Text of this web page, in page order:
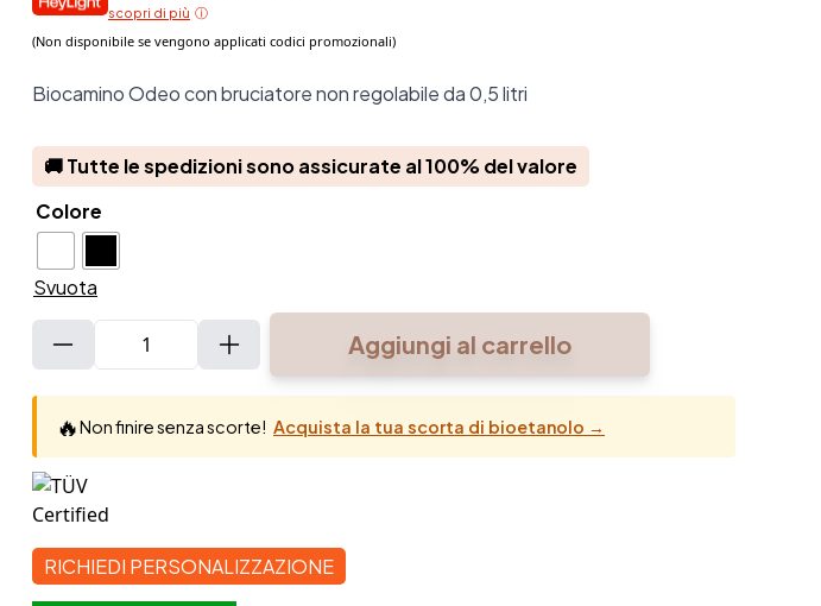
scopri di più
Biocamino Odeo con bruciatore non regolabile da 0,5 litri
🚚 Tutte le spedizioni sono assicurate al 100% del valore
Colore
Svuota
Biocamino
Odeo
Aggiungi al carrello
🔥Non finire senza scorte! Acquista la tua scorta di bioetanolo →
RICHIEDI PERSONALIZZAZIONE